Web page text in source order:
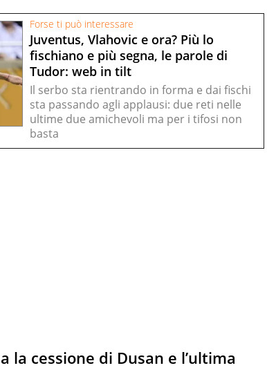
Forse ti può interessare
Juventus, Vlahovic e ora? Più lo
fischiano e più segna, le parole di
Tudor: web in tilt
Il serbo sta rientrando in forma e dai fischi
sta passando agli applausi: due reti nelle
ultime due amichevoli ma per i tifosi non
basta
la cessione di Dusan e l’ultima